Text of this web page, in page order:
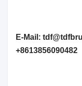
E-Mail:
+8613856090482